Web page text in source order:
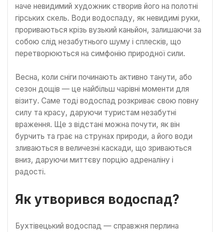
наче невидимий художник створив його на полотні
гірських скель. Води водоспаду, як невидимі руки,
прориваються крізь вузький каньйон, залишаючи за
собою слід незабутнього шуму і сплесків, що
перетворюються на симфонію природної сили.
Весна, коли сніги починають активно танути, або
сезон дощів — це найбільш чарівні моменти для
візиту. Саме тоді водоспад розкриває свою повну
силу та красу, даруючи туристам незабутні
враження. Ще з відстані можна почути, як він
бурчить та грає на струнах природи, а його води
зливаються в величезні каскади, що зриваються
вниз, даруючи миттєву порцію адреналіну і
радості.
Як утворився водоспад?
Бухтівецький водоспад — справжня перлина